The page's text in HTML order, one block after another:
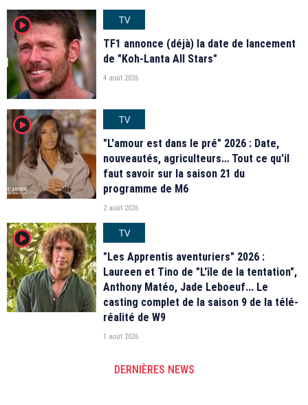
player2
TV
TF1 annonce (déjà) la date de lancement
de "Koh-Lanta All Stars"
4 août 2026
player2
TV
"L'amour est dans le pré" 2026 : Date,
nouveautés, agriculteurs… Tout ce qu'il
faut savoir sur la saison 21 du
programme de M6
2 août 2026
player2
TV
"Les Apprentis aventuriers" 2026 :
Laureen et Tino de "L'île de la tentation",
Anthony Matéo, Jade Leboeuf... Le
casting complet de la saison 9 de la télé-
réalité de W9
1 août 2026
DERNIÈRES NEWS